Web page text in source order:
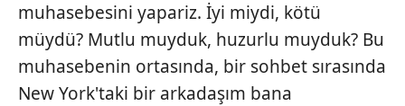
muhasebesini yapariz. İyi miydi, kötü
müydü? Mutlu muyduk, huzurlu muyduk? Bu
muhasebenin ortasında, bir sohbet sırasında
New York'taki bir arkadaşım bana